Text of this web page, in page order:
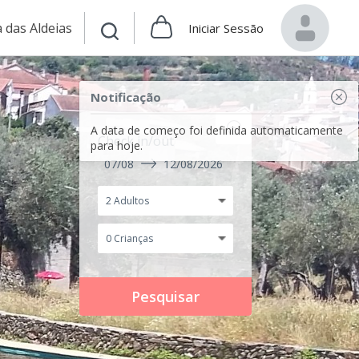
das Aldeias Iniciar Sessão
Notificação
A data de começo foi definida automaticamente
para hoje.
Check in/out
07/08 12/08/2026